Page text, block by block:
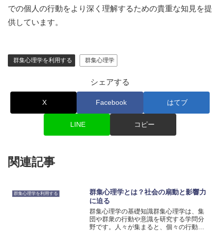
での個人の行動をより深く理解するための貴重な知見を提
供しています。
群集心理学を利用する 群集心理学
シェアする
X Facebook はてブ
LINE コピー
関連記事
群集心理学を利用する
群集心理学とは？社会の扇動と影響力
に迫る
群集心理学の基礎知識群集心理学は、集
団や群衆の行動や意識を研究する学問分
野です。人々が集まると、個々の行動や